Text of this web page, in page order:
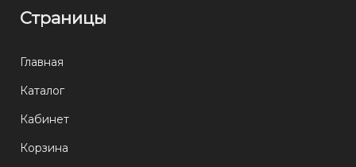
Страницы
Главная
Каталог
Кабинет
Корзина